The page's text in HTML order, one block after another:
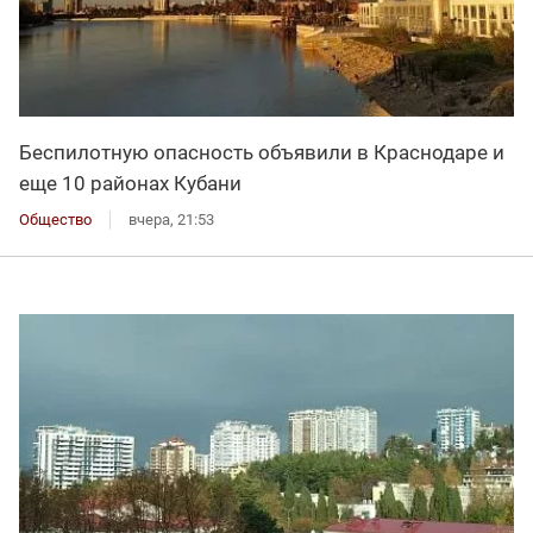
Беспилотную опасность объявили в Краснодаре и
еще 10 районах Кубани
Общество вчера, 21:53